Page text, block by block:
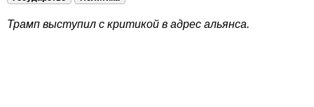
Трамп выступил с критикой в адрес альянса.